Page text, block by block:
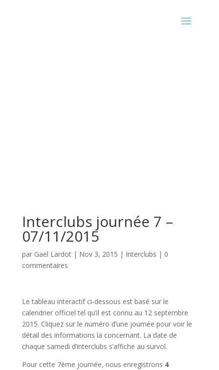
Interclubs journée 7 –
07/11/2015
par Gaël Lardot| Nov 3, 2015 | Interclubs | 0
commentaires
Le tableau interactif ci-dessous est basé sur le
calendrier officiel tel qu’il est connu au 12 septembre
2015. Cliquez sur le numéro d’une journée pour voir le
détail des informations la concernant. La date de
chaque samedi d’interclubs s’affiche au survol.
Pour cette 7ème journée, nous enregistrons 4